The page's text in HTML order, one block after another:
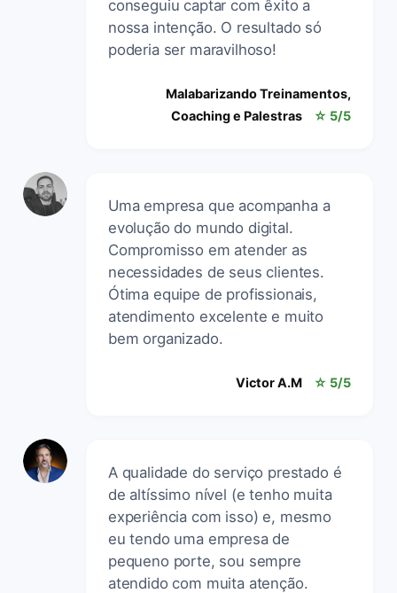
conseguiu captar com êxito a
nossa intenção. O resultado só
poderia ser maravilhoso!
Malabarizando Treinamentos,
Coaching e Palestras
☆ 5/5
Uma empresa que acompanha a
evolução do mundo digital.
Compromisso em atender as
necessidades de seus clientes.
Ótima equipe de profissionais,
atendimento excelente e muito
bem organizado.
Victor A.M ☆ 5/5
A qualidade do serviço prestado é
de altíssimo nível (e tenho muita
experiência com isso) e, mesmo
eu tendo uma empresa de
pequeno porte, sou sempre
atendido com muita atenção.